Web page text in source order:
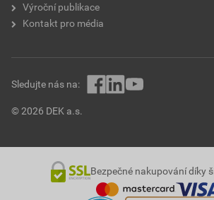
Výroční publikace
Kontakt pro média
© 2026 DEK a.s.
Sledujte nás na:
Bezpečné nakupování díky